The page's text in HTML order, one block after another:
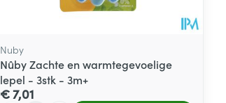
Nuby
Nûby Zachte en warmtegevoelige
lepel - 3stk - 3m+
€ 7,01